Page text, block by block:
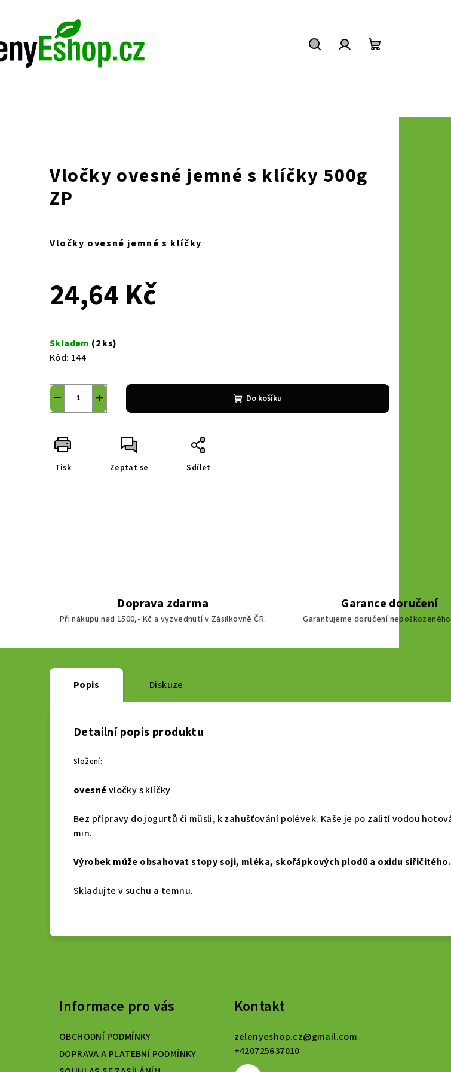
Vločky ovesné jemné s klíčky 500g
ZP
Vločky ovesné jemné s klíčky
24,64 Kč
cena:
Skladem (2 ks)
Kód: 144
+
− Do košíku
Tisk Zeptat se Sdílet
Doprava zdarma
Při nákupu nad 1500,- Kč a vyzvednutí v Zásilkovně ČR.
Garance doručení
Garantujeme doručení
Popis Diskuze
Detailní popis produktu
Složení:
ovesnévločky s klíčky
Bez přípravy do jogurtů či müsli, k zahušťování polévek. Kaše je po zalití vodou
min.
Výrobek může obsahovat stopy soji, mléka, skořápkových plodů a oxidu siřičitého.
Skladujte v suchu a temnu.
Informace pro vás
OBCHODNÍ PODMÍNKY
DOPRAVA A PLATEBNÍ PODMÍNKY
Kontakt
zelenyeshop.cz@gmail.com
+420725637010